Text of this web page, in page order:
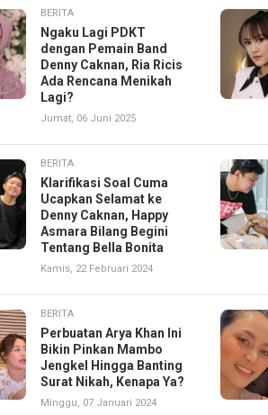
BERITA
Ngaku Lagi PDKT
dengan Pemain Band
Denny Caknan, Ria Ricis
Ada Rencana Menikah
Lagi?
Jumat, 06 Juni 2025
BERITA
Klarifikasi Soal Cuma
Ucapkan Selamat ke
Denny Caknan, Happy
Asmara Bilang Begini
Tentang Bella Bonita
Kamis, 22 Februari 2024
BERITA
Perbuatan Arya Khan Ini
Bikin Pinkan Mambo
Jengkel Hingga Banting
Surat Nikah, Kenapa Ya?
Minggu, 07 Januari 2024